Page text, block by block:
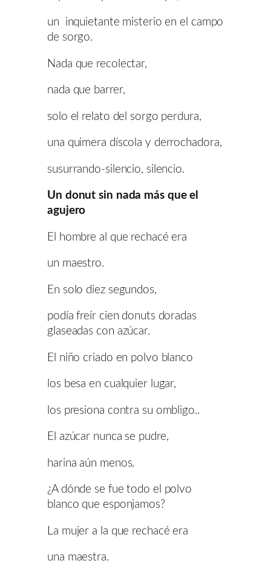
un inquietante misterio en el campo
de sorgo.
Nada que recolectar,
nada que barrer,
solo el relato del sorgo perdura,
una quimera díscola y derrochadora,
susurrando-silencio, silencio.
Un donut sin nada más que el
agujero
El hombre al que rechacé era
un maestro.
En solo diez segundos,
podía freír cien donuts doradas
glaseadas con azúcar.
El niño criado en polvo blanco
los besa en cualquier lugar,
los presiona contra su ombligo..
El azúcar nunca se pudre,
harina aún menos.
¿A dónde se fue todo el polvo
blanco que esponjamos?
La mujer a la que rechacé era
una maestra.